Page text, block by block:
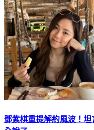
鄧紫棋重提解約風波！